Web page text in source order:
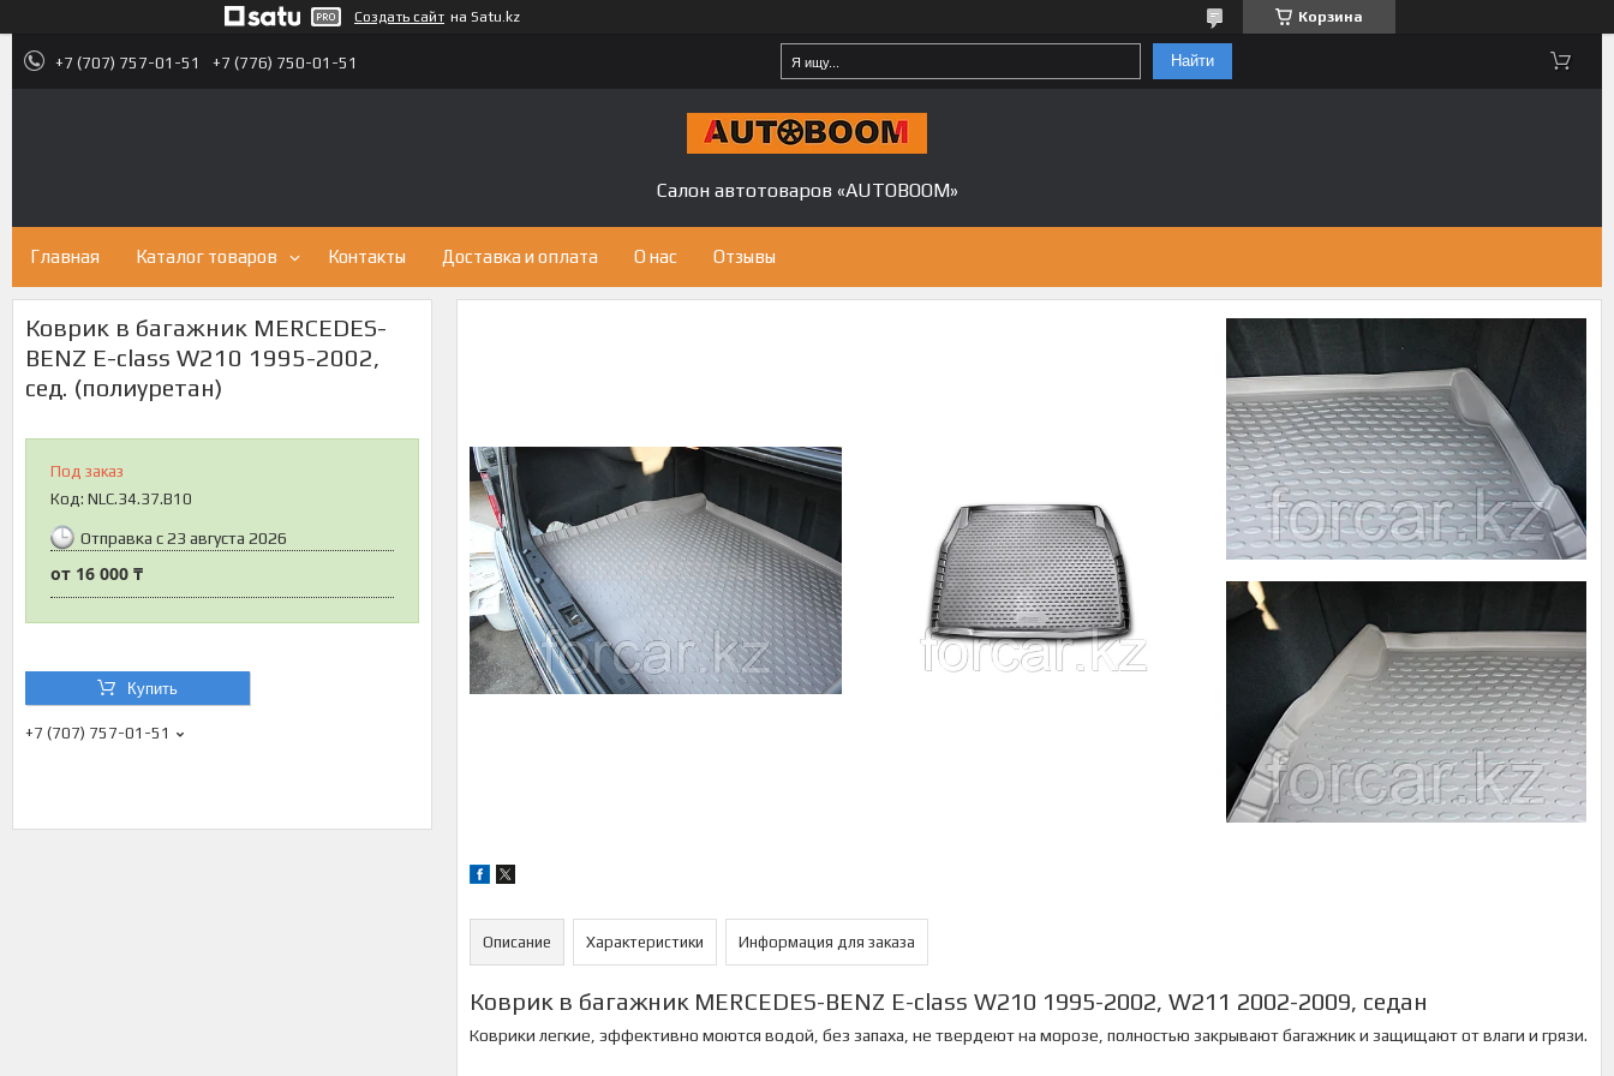
Создать сайт на Satu.kz Корзина
+7 (707) 757-01-51 +7 (776) 750-01-51 Найти
Салон автотоваров «AUTOBOOM»
Главная Каталог товаров Контакты Доставка и оплата О нас Отзывы
Коврик в багажник MERCEDES-
BENZ E-class W210 1995-2002,
сед. (полиуретан)
Под заказ
Код: NLC.34.37.B10
Отправка с 23 августа 2026
от 16 000 ₸
Купить
+7 (707) 757-01-51
Описание Характеристики Информация для заказа
Коврик в багажник MERCEDES-BENZ E-class W210 1995-2002, W211 2002-2009, седан
Коврики легкие, эффективно моются водой, без запаха, не твердеют на морозе, полностью закрывают багажник и защищают от влаги и грязи.